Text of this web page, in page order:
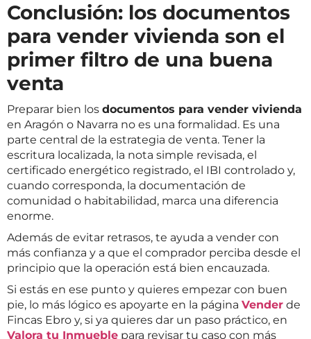
Conclusión: los documentos
para vender vivienda son el
primer filtro de una buena
venta
Preparar bien los documentos para vender vivienda
en Aragón o Navarra no es una formalidad. Es una
parte central de la estrategia de venta. Tener la
escritura localizada, la nota simple revisada, el
certificado energético registrado, el IBI controlado y,
cuando corresponda, la documentación de
comunidad o habitabilidad, marca una diferencia
enorme.
Además de evitar retrasos, te ayuda a vender con
más confianza y a que el comprador perciba desde el
principio que la operación está bien encauzada.
Si estás en ese punto y quieres empezar con buen
pie, lo más lógico es apoyarte en la página Vender de
Fincas Ebro y, si ya quieres dar un paso práctico, en
Valora tu Inmueble para revisar tu caso con más